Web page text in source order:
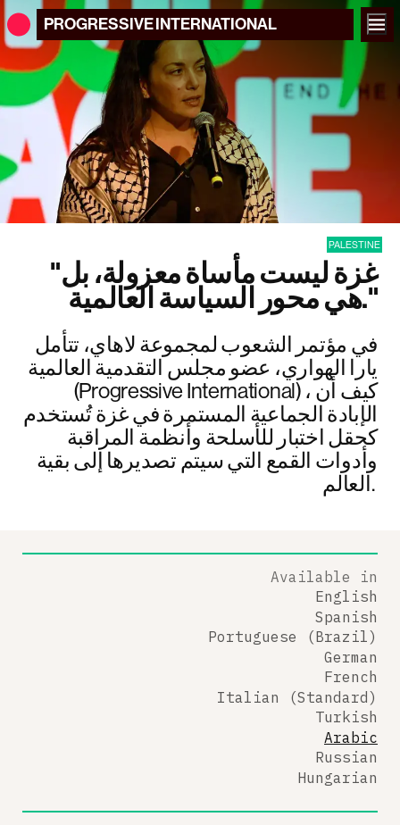
PROGRESSIVEINTERNATIONAL
PALESTINE
"غزة ليست مأساة معزولة، بل
هي محور السياسة العالمية."
يارا الهواري، عضو مجلس التقدمية العالمية
(Progressive International) ، كيف أن
الإبادة الجماعية المستمرة في غزة تُستخدم
كحقل اختبار للأسلحة وأنظمة المراقبة
وأدوات القمع التي سيتم تصديرها إلى بقية
العالم.
Available in
English
Spanish
Portuguese (Brazil)
German
French
Italian (Standard)
Turkish
Arabic
Russian
Hungarian